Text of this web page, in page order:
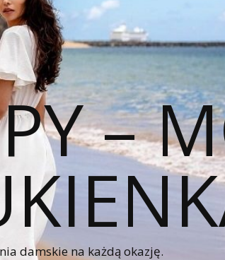
–
damskie na każdą okazję.